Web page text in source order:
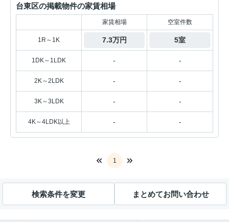
台東区の掲載物件の家賃相場
家賃相場 空室件数
1R～1K 7.3万円 5室
1DK～1LDK - -
2K～2LDK - -
3K～3LDK - -
4K～4LDK以上 - -
1
検索条件を変更 まとめてお問い合わせ